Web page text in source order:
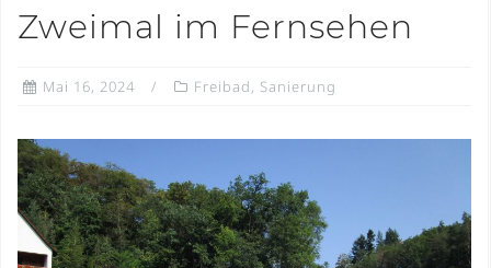
Zweimal im Fernsehen
Mai 16, 2024 Freibad, Sanierung